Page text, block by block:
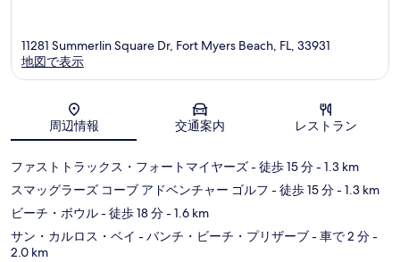
イ
地図
11281 Summerlin Square Dr, Fort Myers Beach, FL, 33931
地図で表示
周辺情報 交通案内 レストラン
ファストトラックス・フォートマイヤーズ- 徒歩 15 分- 1.3 km
スマッグラーズ コーブ アドベンチャー ゴルフ - 徒歩 15 分- 1.3 km
ビーチ・ボウル- 徒歩 18 分- 1.6 km
サン・カルロス・ベイ - バンチ・ビーチ・プリザーブ- 車で 2 分-
2.0 km